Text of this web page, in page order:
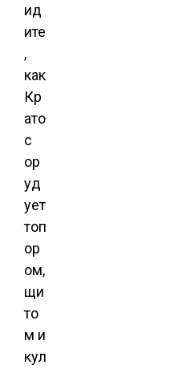
ид
ите
,
как
Кр
ато
с
ор
уд
ует
топ
ор
ом,
щи
то
м и
кул